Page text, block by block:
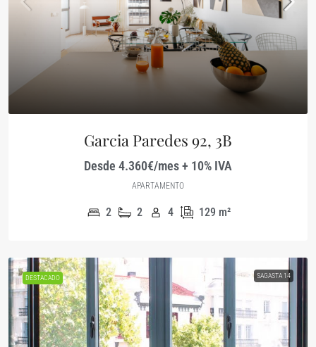
Garcia Paredes 92, 3B
Desde 4.360€/mes + 10% IVA
APARTAMENTO
2 2 4 129 m²
DESTACADO SAGASTA 14